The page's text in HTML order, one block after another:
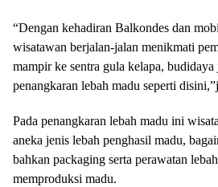
“Dengan kehadiran Balkondes dan
wisatawan berjalan-jalan menikmati
mampir ke sentra gula kelapa, budidaya
penangkaran lebah madu seperti
Pada penangkaran lebah madu ini
aneka jenis lebah penghasil madu,
bahkan packaging serta perawatan
memproduksi madu.